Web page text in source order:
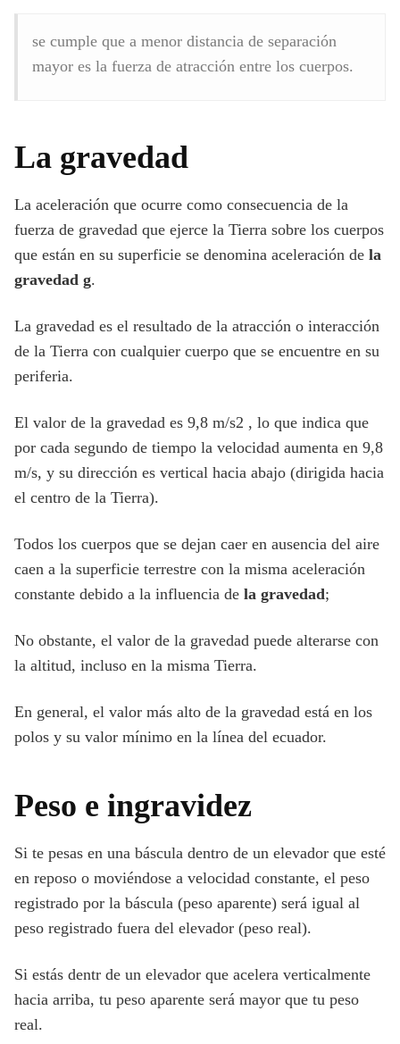
se cumple que a menor distancia de separación
mayor es la fuerza de atracción entre los cuerpos.
La gravedad
La aceleración que ocurre como consecuencia de la
fuerza de gravedad que ejerce la Tierra sobre los cuerpos
que están en su superficie se denomina aceleración de la
gravedad g.
La gravedad es el resultado de la atracción o interacción
de la Tierra con cualquier cuerpo que se encuentre en su
periferia.
El valor de la gravedad es 9,8 m/s2 , lo que indica que
por cada segundo de tiempo la velocidad aumenta en 9,8
m/s, y su dirección es vertical hacia abajo (dirigida hacia
el centro de la Tierra).
Todos los cuerpos que se dejan caer en ausencia del aire
caen a la superficie terrestre con la misma aceleración
constante debido a la influencia de la gravedad;
No obstante, el valor de la gravedad puede alterarse con
la altitud, incluso en la misma Tierra.
En general, el valor más alto de la gravedad está en los
polos y su valor mínimo en la línea del ecuador.
Peso e ingravidez
Si te pesas en una báscula dentro de un elevador que esté
en reposo o moviéndose a velocidad constante, el peso
registrado por la báscula (peso aparente) será igual al
peso registrado fuera del elevador (peso real).
Si estás dentr de un elevador que acelera verticalmente
hacia arriba, tu peso aparente será mayor que tu peso
real.